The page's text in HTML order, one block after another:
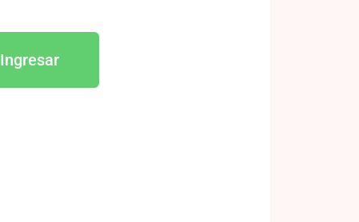
Ingresar